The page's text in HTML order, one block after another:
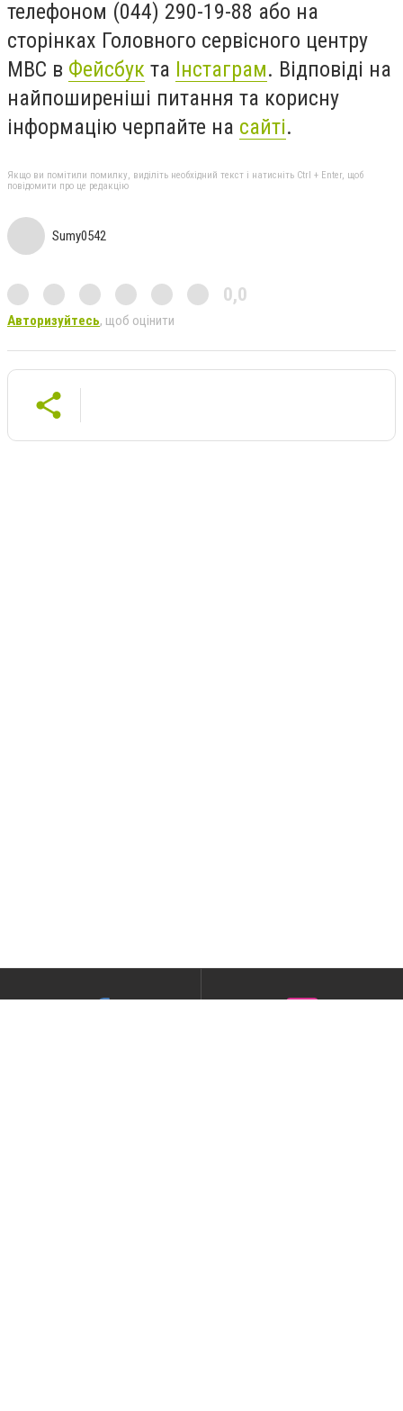
телефоном (044) 290-19-88 або на
сторінках Головного сервісного центру
МВС в Фейсбук та Інстаграм. Відповіді на
найпоширеніші питання та корисну
інформацію черпайте на сайті.
Якщо ви помітили помилку, виділіть необхідний текст і натисніть Ctrl + Enter, щоб
повідомити про це редакцію
Sumy0542
0,0
Авторизуйтесь, щоб оцінити